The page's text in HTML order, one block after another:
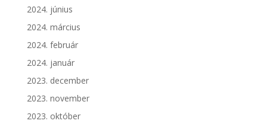
2024. június
2024. március
2024. február
2024. január
2023. december
2023. november
2023. október